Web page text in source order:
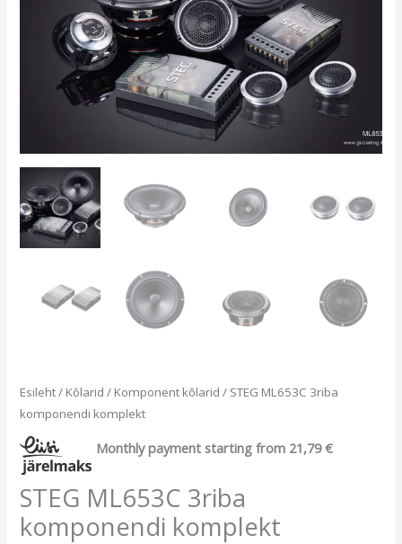
Esileht/ Kõlarid / Komponent kõlarid / STEG ML653C 3riba
komponendi komplekt
Monthly payment starting from 21,79€
STEG ML653C 3riba
komponendi komplekt